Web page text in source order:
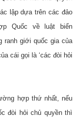
lập dựa trên các đảo
Quốc về luật biển
ranh giới quốc gia của
cái gọi là ‘các đòi hỏi
hợp thứ nhất, nếu
đòi hỏi chủ quyền thì